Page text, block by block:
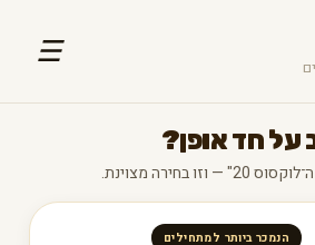
☰
על חד אופן?
בחירה מצוינת.
הנמכר ביותר למתחילים